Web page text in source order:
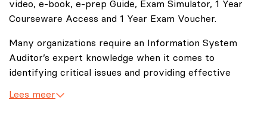
video, e-book, e-prep Guide, Exam Simulator, 1 Year
Courseware Access and 1 Year Exam Voucher.
Many organizations require an Information System
Auditor’s expert knowledge when it comes to
identifying critical issues and providing effective
Lees meer